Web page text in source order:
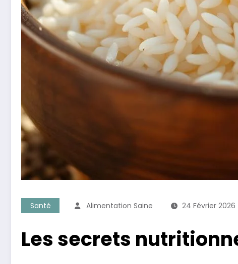
Santé Alimentation Saine 24 Février 2026
Les secrets